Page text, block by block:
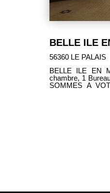
56360 LE PALAIS
BELLE ILE EN MER APPARTEMENT VENDU 41 m²
chambre, 1 Bureau , 1 salle
SOMMES A